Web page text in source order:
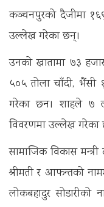
कञ्चनपुरको दैजीमा
उल्लेख गरेका छन्।
उनको खातामा ७३
५०५ तोला चाँदी, भैंसी
गरेका छन। शाहले ७
विवरणमा उल्लेख गरेका
सामाजिक विकास मन्त्री
श्रीमती र आफन्तको
लोकबहादुर सोडारीको